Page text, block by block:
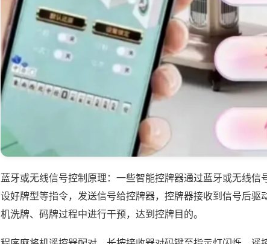
蓝牙或无线信号控制原理：一些智能控牌器通过蓝牙或无线信
设好牌型等指令，发送信号给控牌器，控牌器接收到信号后驱
机洗牌、码牌过程中进行干预，达到控牌目的。